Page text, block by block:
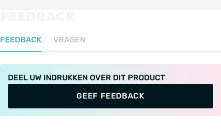
FEEDBACK VRAGEN
DEEL UW INDRUKKEN OVER DIT PRODUCT
GEEF FEEDBACK